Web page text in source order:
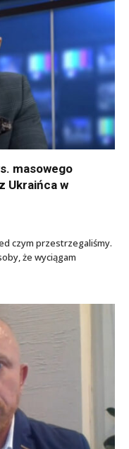
masowego
Ukraińca w
czym przestrzegaliśmy.
że wyciągam